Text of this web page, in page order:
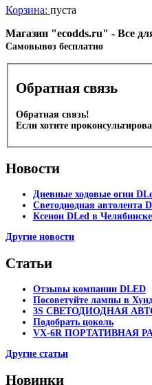
Корзина: пуста
Магазин "ecodds.ru" - Все
Cамовывоз бесплатно
Обратная связь
Обратная связь!
Если хотите
Новости
Дневные ходовые огни
Светодиодная автолента
Ксенон DLed в Челябинске
Другие новости
Статьи
Отзывы компании DLED
Посоветуйте лампы в
3S СВЕТОДИОДНАЯ
Подобрать цоколь
VX-6R ПОРТАТИВНАЯ
Другие статьи
Новинки